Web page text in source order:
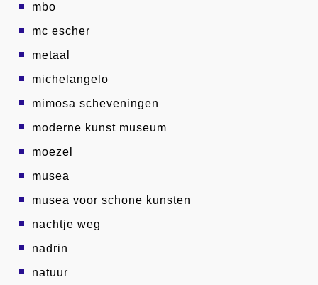
mbo
mc escher
metaal
michelangelo
mimosa scheveningen
moderne kunst museum
moezel
musea
musea voor schone kunsten
nachtje weg
nadrin
natuur